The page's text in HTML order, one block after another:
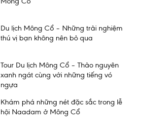
Du lịch Mông Cổ – Những trải nghiệm
thú vị bạn không nên bỏ qua
Tour Du lịch Mông Cổ – Thảo nguyên
xanh ngát cùng với những tiếng vó
ngựa
Khám phá những nét đặc sắc trong lễ
hội Naadam ở Mông Cổ